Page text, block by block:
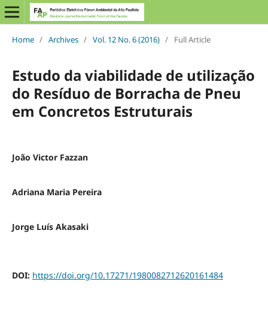
Home / Archives / Vol. 12 No. 6 (2016) / Full Article
Estudo da viabilidade de utilização
do Resíduo de Borracha de Pneu
em Concretos Estruturais
João Victor Fazzan
Adriana Maria Pereira
Jorge Luís Akasaki
DOI: https://doi.org/10.17271/1980082712620161484